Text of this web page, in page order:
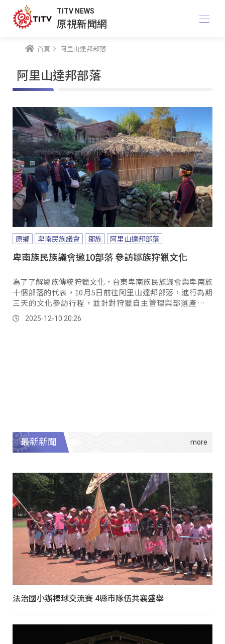
TITV NEWS
原視新聞網
首頁 阿里山達邦部落
阿里山達邦部落
原鄉 卑南民族議會 鄒族 阿里山達邦部落
卑南族民族議會邀10部落 參訪鄒族狩獵文化
為了了解鄒族傳統狩獵文化，台東卑南族民族議會與卑南族
十個部落的代表，10月5日前往阿里山達邦部落，進行為期
三天的文化參訪行程，並針對狩獵自主管理與部落產業發
展，雙方進行意見交流。
2025-12-10 20:26
最新新聞
法治國小辦棒球交流賽 4縣市隊伍共襄盛舉